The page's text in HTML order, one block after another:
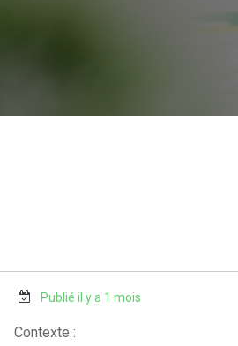
Publié il y a 1 mois
Contexte :